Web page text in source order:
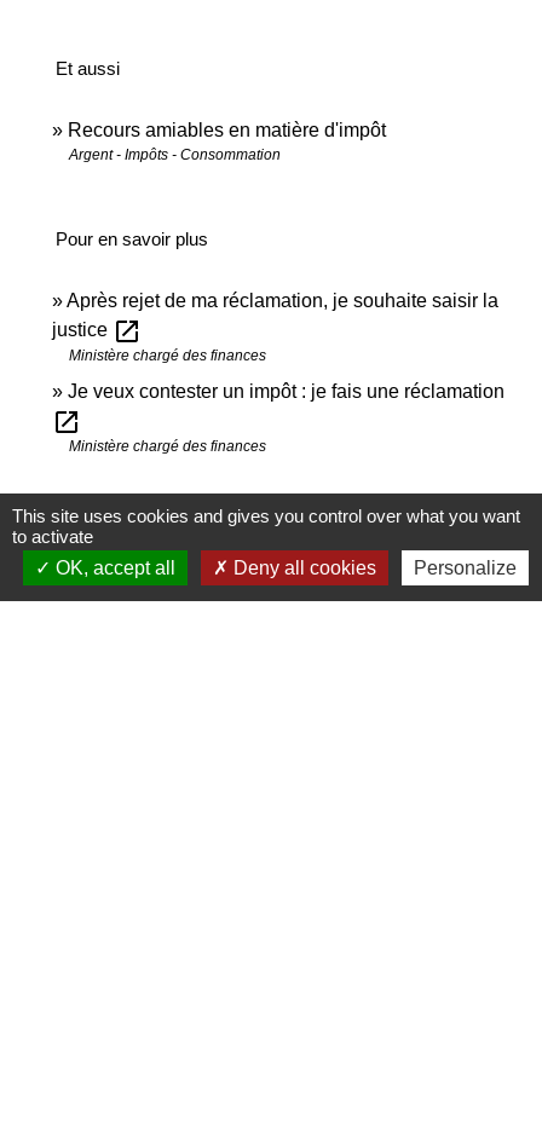
Et aussi
Recours amiables en matière d'impôt
Argent - Impôts - Consommation
Pour en savoir plus
Après rejet de ma réclamation, je souhaite saisir la
justice open_in_new
Ministère chargé des finances
Je veux contester un impôt : je fais une réclamation
open_in_new
Ministère chargé des finances
Signaler une erreur sur cette page
This site uses cookies and gives you control over what you want
to activate
OK, accept all
Deny all cookies Personalize